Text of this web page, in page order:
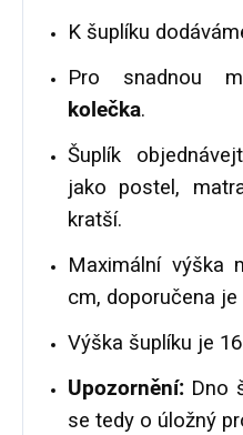
K šuplíku
Pro snadnou
kolečka.
Šuplík
jako postel,
kratší.
Maximální výška
cm, doporučena je
Výška šuplíku je
Upozornění: Dno
se tedy o úložný